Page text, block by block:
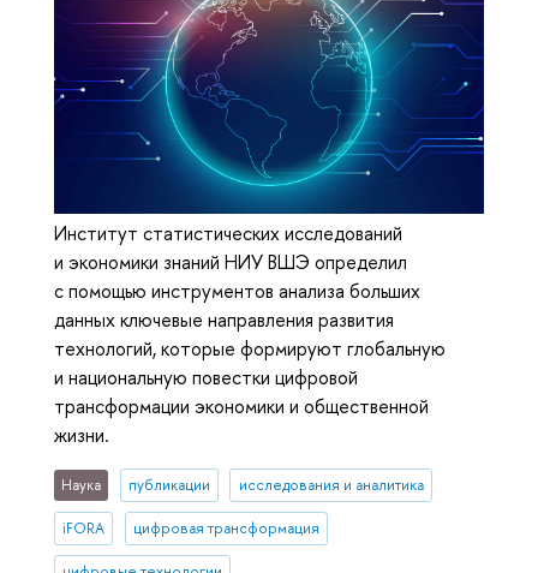
Институт статистических исследований
и экономики знаний НИУ ВШЭ определил
с помощью инструментов анализа больших
данных ключевые направления развития
технологий, которые формируют глобальную
и национальную повестки цифровой
трансформации экономики и общественной
жизни.
Наука публикации исследования и аналитика
iFORA цифровая трансформация